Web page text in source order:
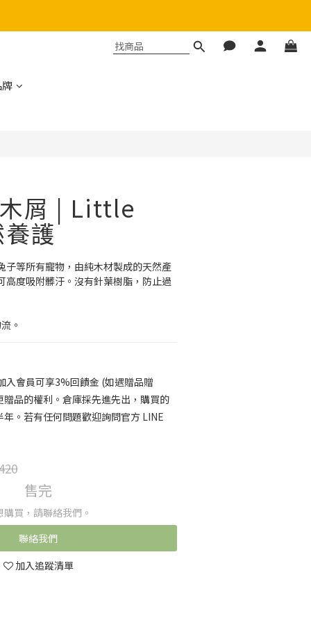
屑 | Little
護
子等所有寵物，由純木材製成的天然產
高度吸附髒汙。沒有針葉樹脂，防止過
。
入會員可享3%回饋金 (如遇贈品贈
品的權利。倉庫採先進先出，購買的
。若有任何問題歡迎詢問官方 LINE
售完
購買，請聯絡我們。
聯絡我們
加入追蹤清單